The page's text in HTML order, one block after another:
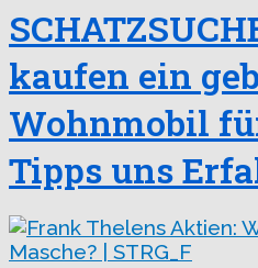
kaufen ein
Wohnmobil
Tipps uns